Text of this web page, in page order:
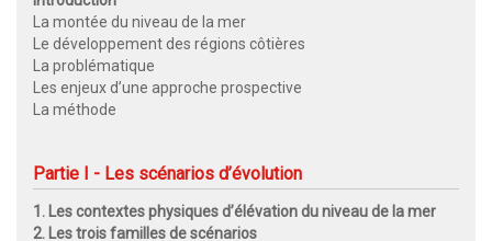
La montée du niveau de la mer
Le développement des régions côtières
La problématique
Les enjeux d’une approche prospective
La méthode
Partie I - Les scénarios d’évolution
1. Les contextes physiques d’élévation du niveau de la mer
2. Les trois familles de scénarios